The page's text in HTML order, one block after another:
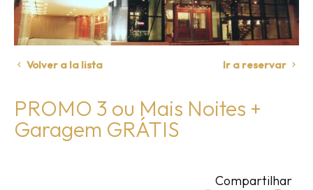
Volver a la lista Ir a reservar
PROMO 3 ou Mais Noites +
Garagem GRÁTIS
Compartilhar